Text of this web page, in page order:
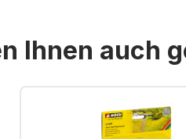
Ihnen auch